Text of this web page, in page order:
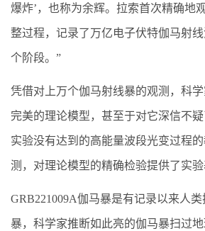
爆炸’，也称为余辉。拉索首次精确地
整过程，记录了万亿电子伏特伽马射
个阶段。”
凭借对上万个伽马射线暴的观测，科
完美的理论模型，甚至于对它深信不
实验没有达到的高能量波段光变过程
测，对理论模型的精确检验提供了实验
GRB221009A伽马暴是有记录以来人
暴，科学家推断如此亮的伽马暴扫过